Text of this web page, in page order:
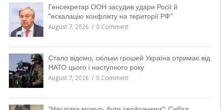
Генсекретар ООН засудив удари Росії й
“ескалацію конфлікту на території РФ”
August 7, 2026 0 Comment
Стало відомо, скільки грошей Україна отримає від
НАТО цього і наступного року
August 7, 2026 0 Comment